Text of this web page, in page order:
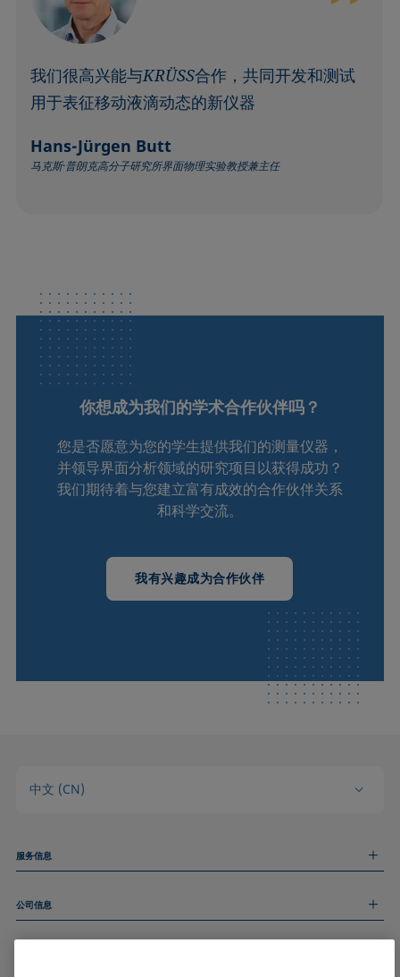
我们很高兴能与KRÜSS合作，共同开发和测试
用于表征移动液滴动态的新仪器
Hans-Jürgen Butt
马克斯·普朗克高分子研究所界面物理实验教授兼主任
你想成为我们的学术合作伙伴吗？
您是否愿意为您的学生提供我们的测量仪器，
并领导界面分析领域的研究项目以获得成功？
我们期待着与您建立富有成效的合作伙伴关系
和科学交流。
我有兴趣成为合作伙伴
中文 (CN)
服务信息
技术服务
公司信息
关于我们